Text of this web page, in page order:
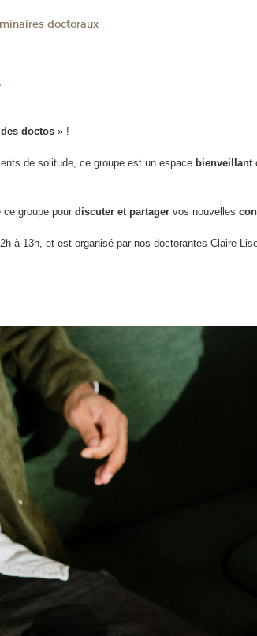
doctoraux
doctos » !
de solitude, ce groupe est un espace bienveillant
ce groupe pour discuter et partager vos nouvelles
à 13h, et est organisé par nos doctorantes Claire-